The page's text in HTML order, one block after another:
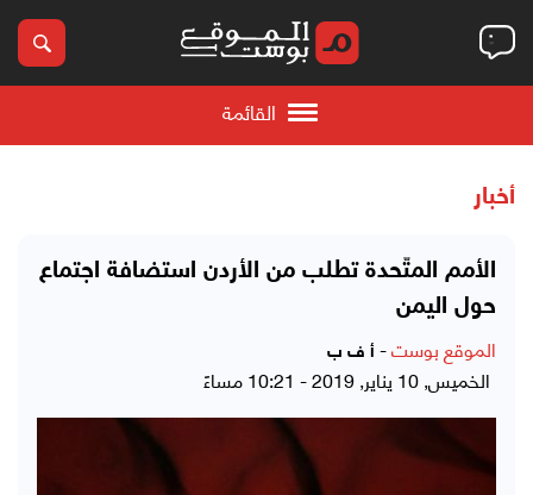
القائمة
أخبار
الأمم المتّحدة تطلب من الأردن استضافة اجتماع
حول اليمن
الموقع بوست- أ ف ب
الخميس, 10 يناير, 2019 - 10:21 مساءً